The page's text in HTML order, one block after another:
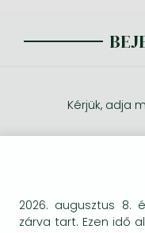
Kérjük, adja
2026. augusztus 8.
zárva tart. Ezen idő